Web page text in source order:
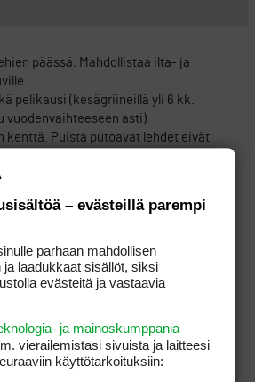
päässä. Mahdollistaa ilta- ja
pelikausi (kesägriineillä yli 6 kk.
vuodenvaihteeseen asti)
kenttä. Puista putoavat lehdet eivät
hyvät edut (esim. vieraan gf -25€
etc.
25 pelilippuun (vastike
nykyhinnoittelulla
osakkaan vieraana arkisin 30 ja
mikä kohtuullisen edullista.
– evästeillä parempi
parhaan mahdollisen
laadukkaat sisällöt, siksi
evästeitä ja vastaavia
ja mainoskumppania
vierailemis­tasi sivuista ja laitteesi
käyttötarkoituksiin: